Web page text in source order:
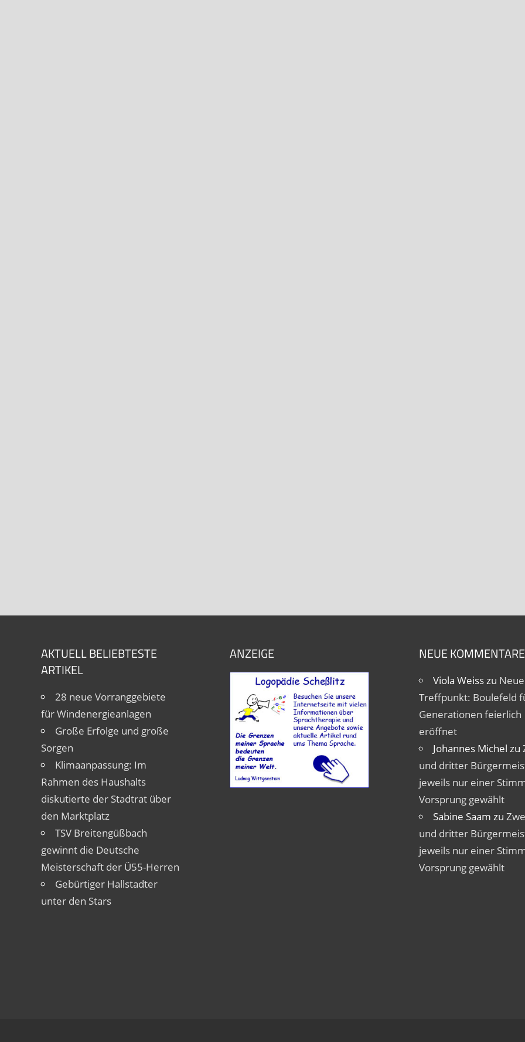
AKTUELL BELIEBTESTE
ARTIKEL
28 neue Vorranggebiete
für Windenergieanlagen
Große Erfolge und große
Sorgen
Klimaanpassung: Im
Rahmen des Haushalts
diskutierte der Stadtrat über
den Marktplatz
TSV Breitengüßbach
gewinnt die Deutsche
Meisterschaft der Ü55-Herren
Gebürtiger Hallstadter
unter den Stars
ANZEIGE NEUE KOMMENTARE
Viola Weisszu
Treffpunkt: Boulefeld
Generationen feierlich
eröffnet
Johannes Michel zu
und dritter
jeweils nur einer
Vorsprung gewählt
Sabine Saam zu
und dritter
jeweils nur einer
Vorsprung gewählt